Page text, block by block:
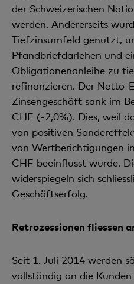
der Schweizerischen
werden. Andererseits
Tiefzinsumfeld genutzt,
Pfandbriefdarlehen und
Obligationenanleihe zu
refinanzieren. Der Netto-
Zinsengeschäft sank im
CHF (-2,0%). Dies, weil
von positiven
von Wertberichtigun­gen
CHF beeinflusst wurde.
widerspiegeln sich
Geschäftserfolg.
Retrozessionen fliessen
Seit 1. Juli 2014 werden
vollständig an die